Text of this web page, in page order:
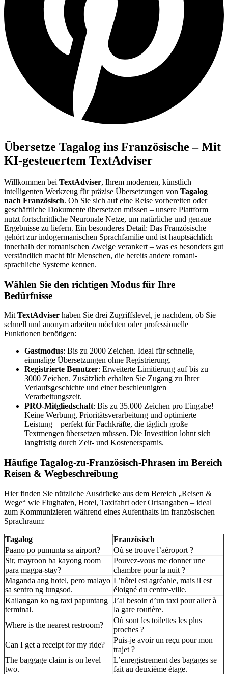
Übersetze Tagalog ins Französische – Mit
KI-gesteuertem TextAdviser
Willkommen bei TextAdviser, Ihrem modernen, künstlich
intelligenten Werkzeug für präzise Übersetzungen von Tagalog
nach Französisch. Ob Sie sich auf eine Reise vorbereiten oder
geschäftliche Dokumente übersetzen müssen – unsere Plattform
nutzt fortschrittliche Neuronale Netze, um natürliche und genaue
Ergebnisse zu liefern. Ein besonderes Detail: Das Französische
gehört zur indogermanischen Sprachfamilie und ist hauptsächlich
innerhalb der romanischen Zweige verankert – was es besonders gut
verständlich macht für Menschen, die bereits andere romani-
sprachliche Systeme kennen.
Wählen Sie den richtigen Modus für Ihre
Bedürfnisse
MitTextAdviser haben Sie drei Zugriffslevel, je nachdem, ob Sie
schnell und anonym arbeiten möchten oder professionelle
Funktionen benötigen:
Gastmodus: Bis zu 2000 Zeichen. Ideal für schnelle,
einmalige Übersetzungen ohne Registrierung.
Registrierte Benutzer: Erweiterte Limitierung auf bis zu
3000 Zeichen. Zusätzlich erhalten Sie Zugang zu Ihrer
Verlaufsgeschichte und einer beschleunigten
Verarbeitungszeit.
PRO-Mitgliedschaft: Bis zu 35.000 Zeichen pro Eingabe!
Keine Werbung, Prioritätsverarbeitung und optimierte
Leistung – perfekt für Fachkräfte, die täglich große
Textmengen übersetzen müssen. Die Investition lohnt sich
langfristig durch Zeit- und Kostenersparnis.
Häufige Tagalog-zu-Französisch-Phrasen im Bereich
Reisen & Wegbeschreibung
Hier finden Sie nützliche Ausdrücke aus dem Bereich „Reisen &
Wege“ wie Flughafen, Hotel, Taxifahrt oder Ortsangaben – ideal
zum Kommunizieren während eines Aufenthalts im französischen
Sprachraum:
Tagalog
Französisch
Paano po pumunta sa airport?
Où se trouve l’aéroport ?
Sir, mayroon ba kayong room
para magpa-stay?
Pouvez-vous me donner une
chambre pour la nuit ?
Maganda ang hotel, pero malayo
sa sentro ng lungsod.
L’hôtel est agréable, mais il est
éloigné du centre-ville.
Kailangan ko ng taxi papuntang
terminal.
J’ai besoin d’un taxi pour aller à
la gare routière.
Where is the nearest restroom?
Où sont les toilettes les plus
proches ?
Can I get a receipt for my ride?
Puis-je avoir un reçu pour mon
trajet ?
The baggage claim is on level
two.
L’enregistrement des bagages se
fait au deuxième étage.